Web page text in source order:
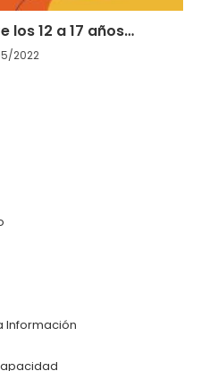
los 12 a 17 años…
2022
Información